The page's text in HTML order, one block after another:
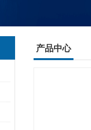
产品中心